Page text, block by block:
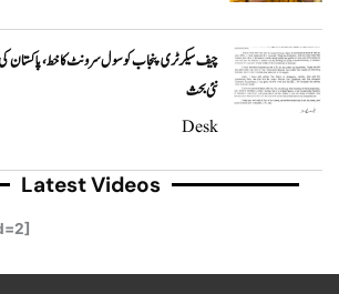
چیف سیکرٹری پنجاب کو سول سرونٹ کا خط، پاکستان
نئی بحث
Desk
Latest Videos